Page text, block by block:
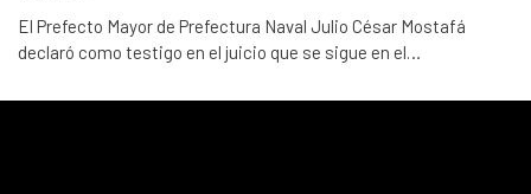
El Prefecto Mayor de Prefectura Naval Julio César Mostafá
declaró como testigo en el juicio que se sigue en el…